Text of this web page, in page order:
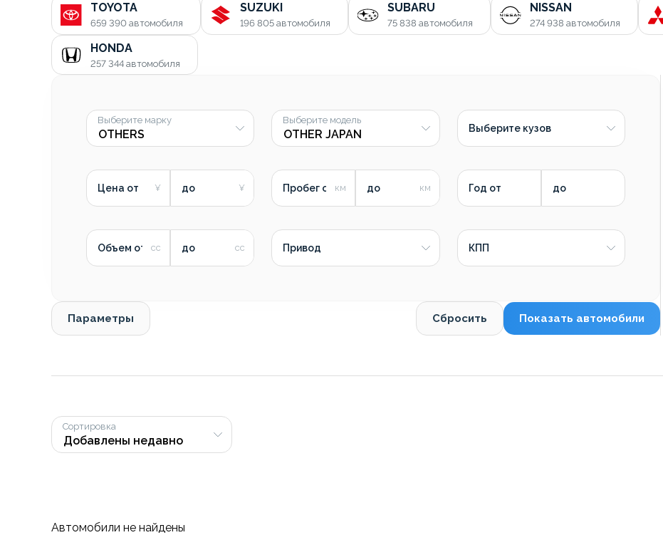
TOYOTA
659 390 автомобиля
SUZUKI
196 805 автомобиля
SUBARU
75 838 автомобиля
NISSAN
274 938 автомобиля
HONDA
257 344 автомобиля
Выберите марку Выберите модель
Выберите кузов
Цена от до Пробег от до Год от до
Объем от до Привод КПП
Параметры Сбросить Показать автомобили
Сортировка
Автомобили не найдены